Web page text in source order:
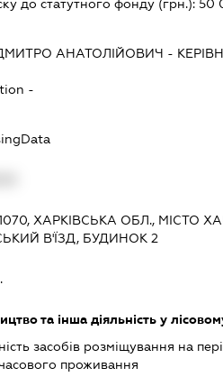
до статутного фонду (грн.): 50
АНАТОЛІЙОВИЧ -
-
ХАРКІВСЬКА ОБЛ., МІСТО
В'ЇЗД, БУДИНОК 2
та інша діяльність у
засобів розміщування на
проживання